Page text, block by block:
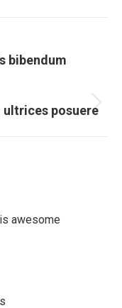
bibendum
ultrices posuere
awesome